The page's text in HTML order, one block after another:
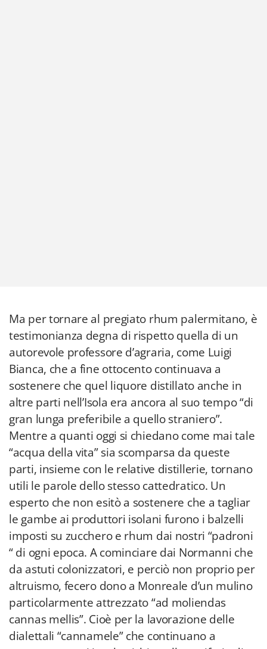
Ma per tornare al pregiato rhum palermitano, è
testimonianza degna di rispetto quella di un
autorevole professore d’agraria, come Luigi
Bianca, che a fine ottocento continuava a
sostenere che quel liquore distillato anche in
altre parti nell’Isola era ancora al suo tempo “di
gran lunga preferibile a quello straniero”.
Mentre a quanti oggi si chiedano come mai tale
“acqua della vita” sia scomparsa da queste
parti, insieme con le relative distillerie, tornano
utili le parole dello stesso cattedratico. Un
esperto che non esitò a sostenere che a tagliar
le gambe ai produttori isolani furono i balzelli
imposti su zucchero e rhum dai nostri “padroni
“ di ogni epoca. A cominciare dai Normanni che
da astuti colonizzatori, e perciò non proprio per
altruismo, fecero dono a Monreale d’un mulino
particolarmente attrezzato “ad moliendas
cannas mellis”. Cioè per la lavorazione delle
dialettali “cannamele” che continuano a